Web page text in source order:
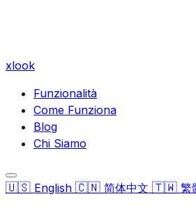
xlook
Funzionalità
Come Funziona
Blog
Chi Siamo
🇺🇸 English 🇨🇳 简体中文 🇹🇼 繁